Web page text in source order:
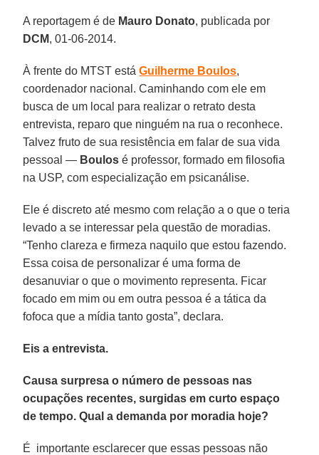
A reportagem é de Mauro Donato, publicada por
DCM, 01-06-2014.
À frente do MTST estáGuilherme Boulos,
coordenador nacional. Caminhando com ele em
busca de um local para realizar o retrato desta
entrevista, reparo que ninguém na rua o reconhece.
Talvez fruto de sua resistência em falar de sua vida
pessoal — Boulos é professor, formado em filosofia
na USP, com especialização em psicanálise.
Ele é discreto até mesmo com relação a o que o teria
levado a se interessar pela questão de moradias.
“Tenho clareza e firmeza naquilo que estou fazendo.
Essa coisa de personalizar é uma forma de
desanuviar o que o movimento representa. Ficar
focado em mim ou em outra pessoa é a tática da
fofoca que a mídia tanto gosta”, declara.
Eis a entrevista.
Causa surpresa o número de pessoas nas
ocupações recentes, surgidas em curto espaço
de tempo. Qual a demanda por moradia hoje?
É importante esclarecer que essas pessoas não